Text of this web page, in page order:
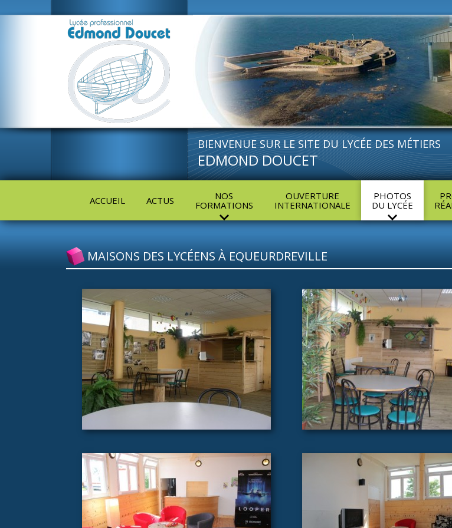
BIENVENUE SUR LE SITE DULYCÉE DES MÉTIERS
EDMOND DOUCET
ACCUEIL ACTUS
NOS
FORMATIONS
OUVERTURE
INTERNATIONALE
PHOTOS
DU LYCÉE
MAISONS DES LYCÉENS À EQUEURDREVILLE